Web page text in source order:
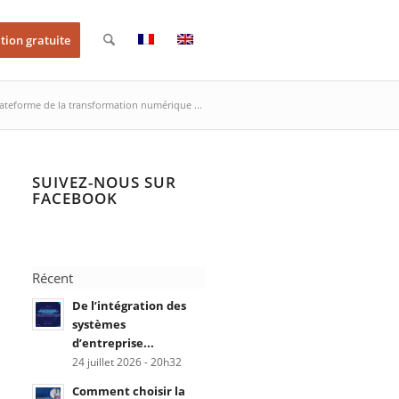
gratuite
de la transformation numérique ...
SUIVEZ-NOUS SUR
FACEBOOK
Récent
De l’intégration des
systèmes
d’entreprise...
24 juillet 2026 - 20h32
Comment choisir la